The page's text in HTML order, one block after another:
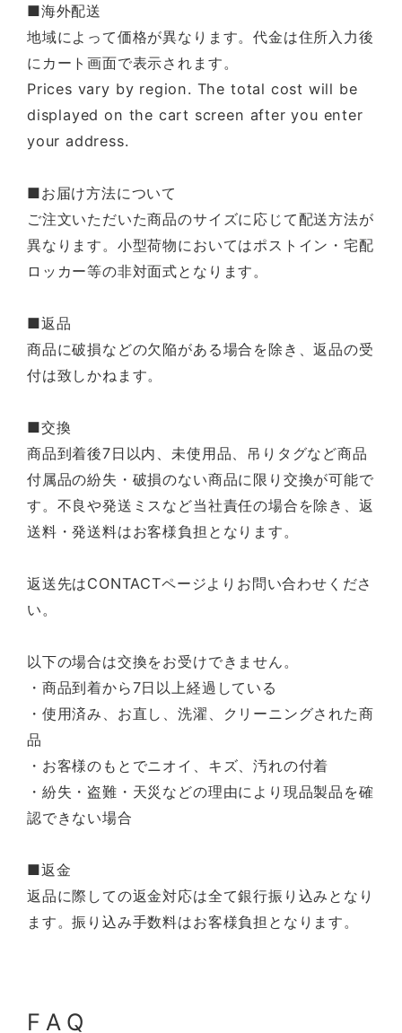
■海外配送
地域によって価格が異なります。代金は住所入力後
にカート画面で表示されます。
Prices vary by region. The total cost will be
displayed on the cart screen after you enter
your address.
■お届け方法について
ご注文いただいた商品のサイズに応じて配送方法が
異なります。小型荷物においてはポストイン・宅配
ロッカー等の非対面式となります。
■返品
商品に破損などの欠陥がある場合を除き、返品の受
付は致しかねます。
■交換
商品到着後7日以内、未使用品、吊りタグなど商品
付属品の紛失・破損のない商品に限り交換が可能で
す。不良や発送ミスなど当社責任の場合を除き、返
送料・発送料はお客様負担となります。
返送先はCONTACTページよりお問い合わせくださ
い。
以下の場合は交換をお受けできません。
・商品到着から7日以上経過している
・使用済み、お直し、洗濯、クリーニングされた商
品
・お客様のもとでニオイ、キズ、汚れの付着
・紛失・盗難・天災などの理由により現品製品を確
認できない場合
■返金
返品に際しての返金対応は全て銀行振り込みとなり
ます。振り込み手数料はお客様負担となります。
FAQ